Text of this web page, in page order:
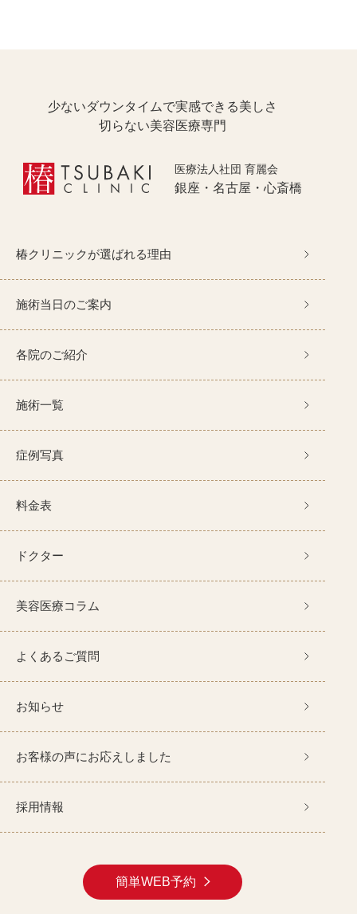
少ないダウンタイムで実感できる美しさ
切らない美容医療専門
医療法人社団 育麗会
銀座・名古屋・心斎橋
簡単WEB予約
椿クリニックが選ばれる理由
施術当日のご案内
各院のご紹介
施術一覧
症例写真
料金表
ドクター
美容医療コラム
よくあるご質問
お知らせ
お客様の声にお応えしました
採用情報